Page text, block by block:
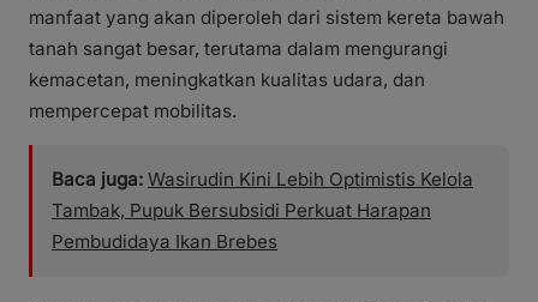
manfaat yang akan diperoleh dari sistem kereta bawah
tanah sangat besar, terutama dalam mengurangi
kemacetan, meningkatkan kualitas udara, dan
mempercepat mobilitas.
Baca juga: Wasirudin Kini Lebih Optimistis Kelola
Tambak, Pupuk Bersubsidi Perkuat Harapan
Pembudidaya Ikan Brebes